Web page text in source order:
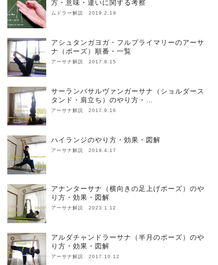
方・意味・違いに関する考察
ムドラー解説 2019.2.19
アシュタンガヨガ・フルプライマリーのアーサ
ナ（ポーズ）順番・一覧
アーサナ解説 2017.8.15
サーランバサルヴァンガーサナ（ショルダース
タンド・肩立ち）のやり方・…
アーサナ解説 2017.9.16
ハイランジのやり方・効果・図解
アーサナ解説 2019.4.17
アナンターサナ（横向きの足上げポーズ）のや
り方・効果・図解
アーサナ解説 2023.1.12
アルダチャンドラーサナ（半月のポーズ）のや
り方・効果・図解
アーサナ解説 2017.10.12